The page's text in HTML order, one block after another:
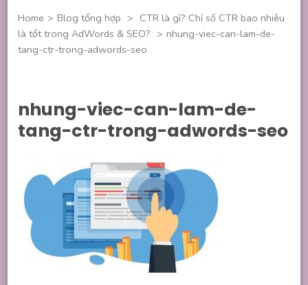
Home > Blog tổng hợp > CTR là gì? Chỉ số CTR bao nhiêu
là tốt trong AdWords & SEO? > nhung-viec-can-lam-de-
tang-ctr-trong-adwords-seo
nhung-viec-can-lam-de-
tang-ctr-trong-adwords-seo